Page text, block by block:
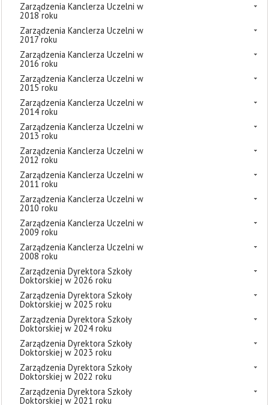
Zarządzenia Kanclerza Uczelni w
2018 roku
Zarządzenia Kanclerza Uczelni w
2017 roku
Zarządzenia Kanclerza Uczelni w
2016 roku
Zarządzenia Kanclerza Uczelni w
2015 roku
Zarządzenia Kanclerza Uczelni w
2014 roku
Zarządzenia Kanclerza Uczelni w
2013 roku
Zarządzenia Kanclerza Uczelni w
2012 roku
Zarządzenia Kanclerza Uczelni w
2011 roku
Zarządzenia Kanclerza Uczelni w
2010 roku
Zarządzenia Kanclerza Uczelni w
2009 roku
Zarządzenia Kanclerza Uczelni w
2008 roku
Zarządzenia Dyrektora Szkoły
Doktorskiej w 2026 roku
Zarządzenia Dyrektora Szkoły
Doktorskiej w 2025 roku
Zarządzenia Dyrektora Szkoły
Doktorskiej w 2024 roku
Zarządzenia Dyrektora Szkoły
Doktorskiej w 2023 roku
Zarządzenia Dyrektora Szkoły
Doktorskiej w 2022 roku
Zarządzenia Dyrektora Szkoły
Doktorskiej w 2021 roku